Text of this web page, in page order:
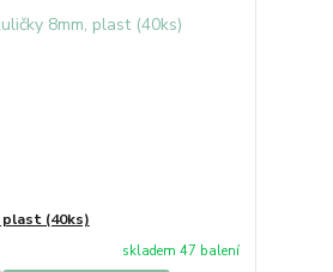
plast (40ks)
skladem 47 balení